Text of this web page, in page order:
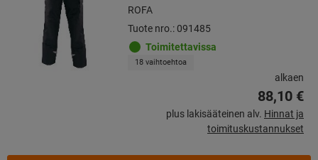
ROFA
Tuote nro.: 091485
Toimitettavissa
18 vaihtoehtoa
alkaen
88,10 €
plus lakisääteinen alv. Hinnat ja
toimituskustannukset